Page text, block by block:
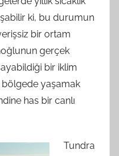
ki, bu durumun
bir ortam
gerçek
bir iklim
yaşamak
has bir canlı
Tundra